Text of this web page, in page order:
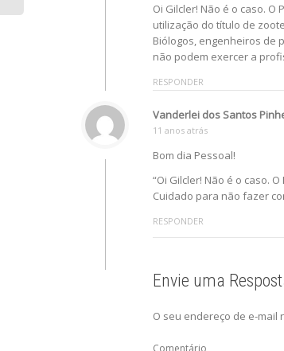
Oi Gilcler! Não é o caso. O
utilização do título de
Biólogos, engenheiros de
não podem exercer a
RESPONDER
Vanderlei dos Santos
11 anos atrás
Bom dia Pessoal!
“Oi Gilcler! Não é o caso.
Cuidado para não fazer
RESPONDER
Envie uma
O seu endereço de e-mail
Comentário